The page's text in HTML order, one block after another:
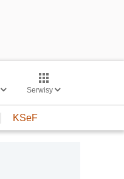
Serwisy
KSeF